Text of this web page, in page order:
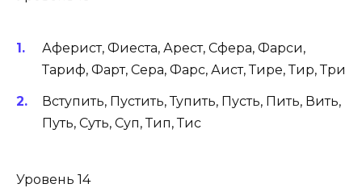
Аферист, Фиеста, Арест, Сфера, Фарси,
Тариф, Фарт, Сера, Фарс, Аист, Тире, Тир, Три
Вступить, Пустить, Тупить, Пусть, Пить, Вить,
Путь, Суть, Суп, Тип, Тис
Уровень 14